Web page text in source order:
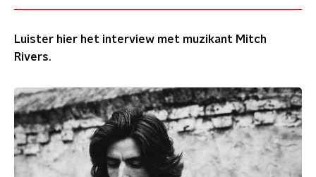
Luister hier het interview met muzikant Mitch
Rivers.